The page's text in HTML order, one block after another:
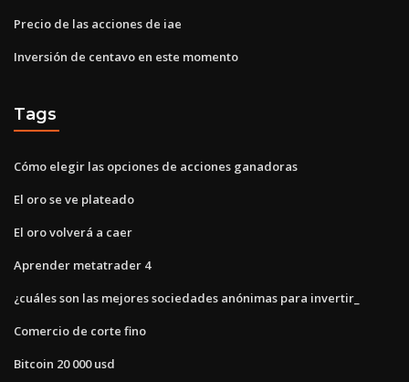
Precio de las acciones de iae
Inversión de centavo en este momento
Tags
Cómo elegir las opciones de acciones ganadoras
El oro se ve plateado
El oro volverá a caer
Aprender metatrader 4
¿cuáles son las mejores sociedades anónimas para invertir_
Comercio de corte fino
Bitcoin 20 000 usd